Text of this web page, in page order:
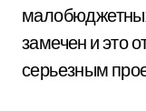
замечен и это
серьезным